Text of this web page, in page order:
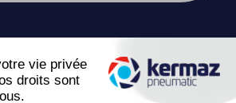
keyboard_arrow_down